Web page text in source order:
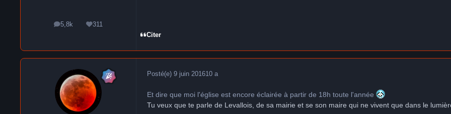
5,8k
messages311
Réputation
Citer
Posté(e) 9 juin 201610 a
Et dire que moi l'église est encore éclairée à partir de 18h toute l'année
Tu veux que te parle de Levallois, de sa mairie et se son maire qui ne vivent que dans le